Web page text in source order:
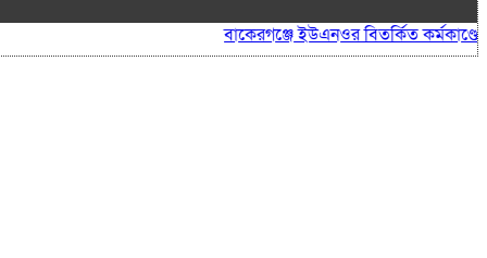
বাকেরগঞ্জে ইউএনওর বিতর্কিত কর্মকাণ্ডে